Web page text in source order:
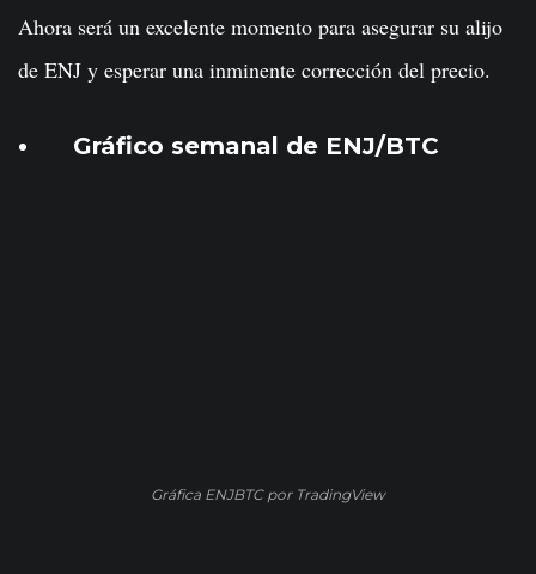
Ahora será un excelente momento para asegurar su alijo
de ENJ y esperar una inminente corrección del precio.
Gráfico semanal de ENJ/BTC
Gráfica ENJBTC por TradingView